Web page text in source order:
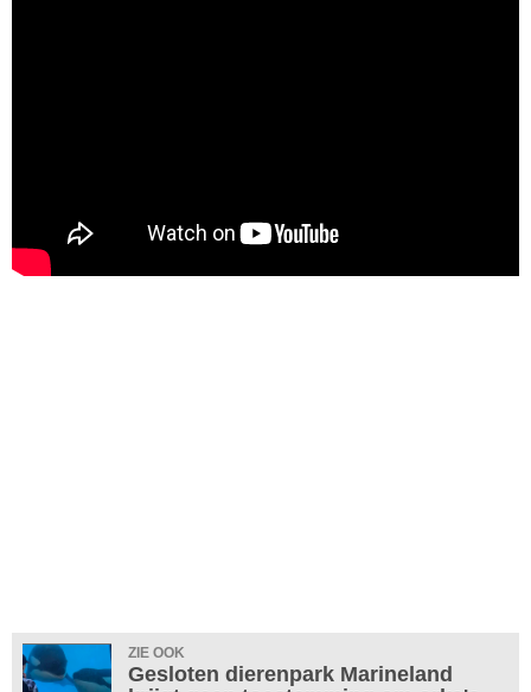
ZIE OOK
Gesloten dierenpark Marineland